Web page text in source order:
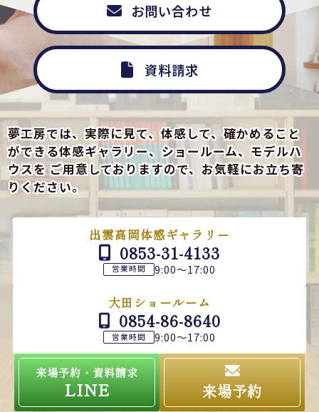
お問い合わせ
資料請求
夢工房では、実際に見て、体感して、確かめること
ができる体感ギャラリー、ショールーム、モデルハ
ウスをご用意しておりますので、お気軽にお立ち寄
りください。
出雲高岡体感ギャラリー
0853-31-4133
営業時間 9:00～17:00
大田ショールーム
0854-86-8640
営業時間 9:00～17:00
来場予約・資料請求
LINE 来場予約